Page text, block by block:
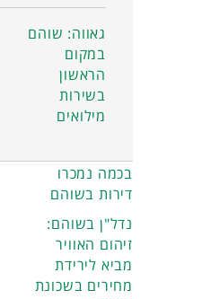
גאווה: שוהם
במקום
הראשון
בשירות
מילואים
בכמה נמכרו
דירות בשוהם
נדל"ן בשוהם:
זיהום האוויר
מביא לירידת
מחירים בשכונת